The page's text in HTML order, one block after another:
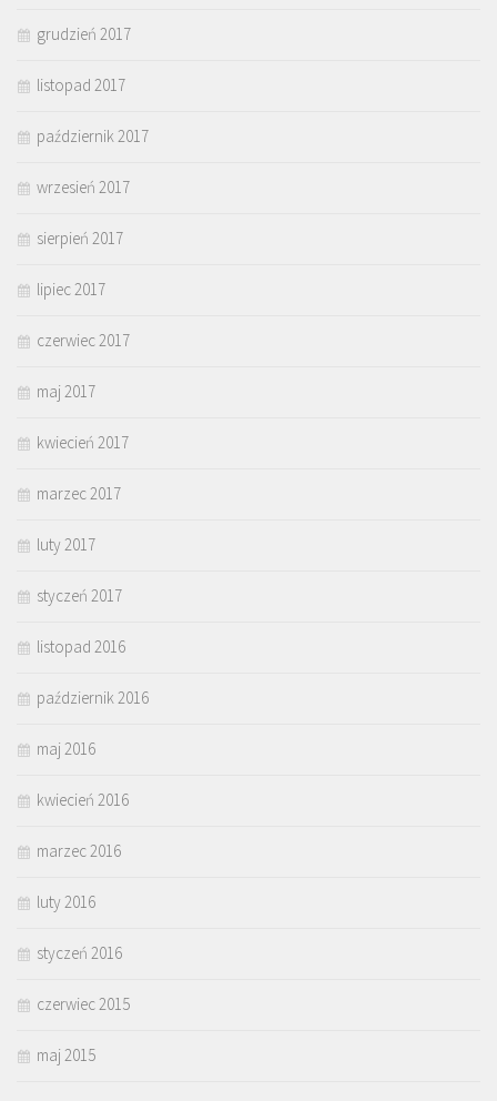
grudzień 2017
listopad 2017
październik 2017
wrzesień 2017
sierpień 2017
lipiec 2017
czerwiec 2017
maj 2017
kwiecień 2017
marzec 2017
luty 2017
styczeń 2017
listopad 2016
październik 2016
maj 2016
kwiecień 2016
marzec 2016
luty 2016
styczeń 2016
czerwiec 2015
maj 2015